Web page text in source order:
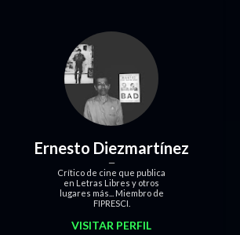
Ernesto Diezmartínez
Crítico de cine que publica
en Letras Libres y otros
lugares más... Miembro de
FIPRESCI.
VISITAR PERFIL